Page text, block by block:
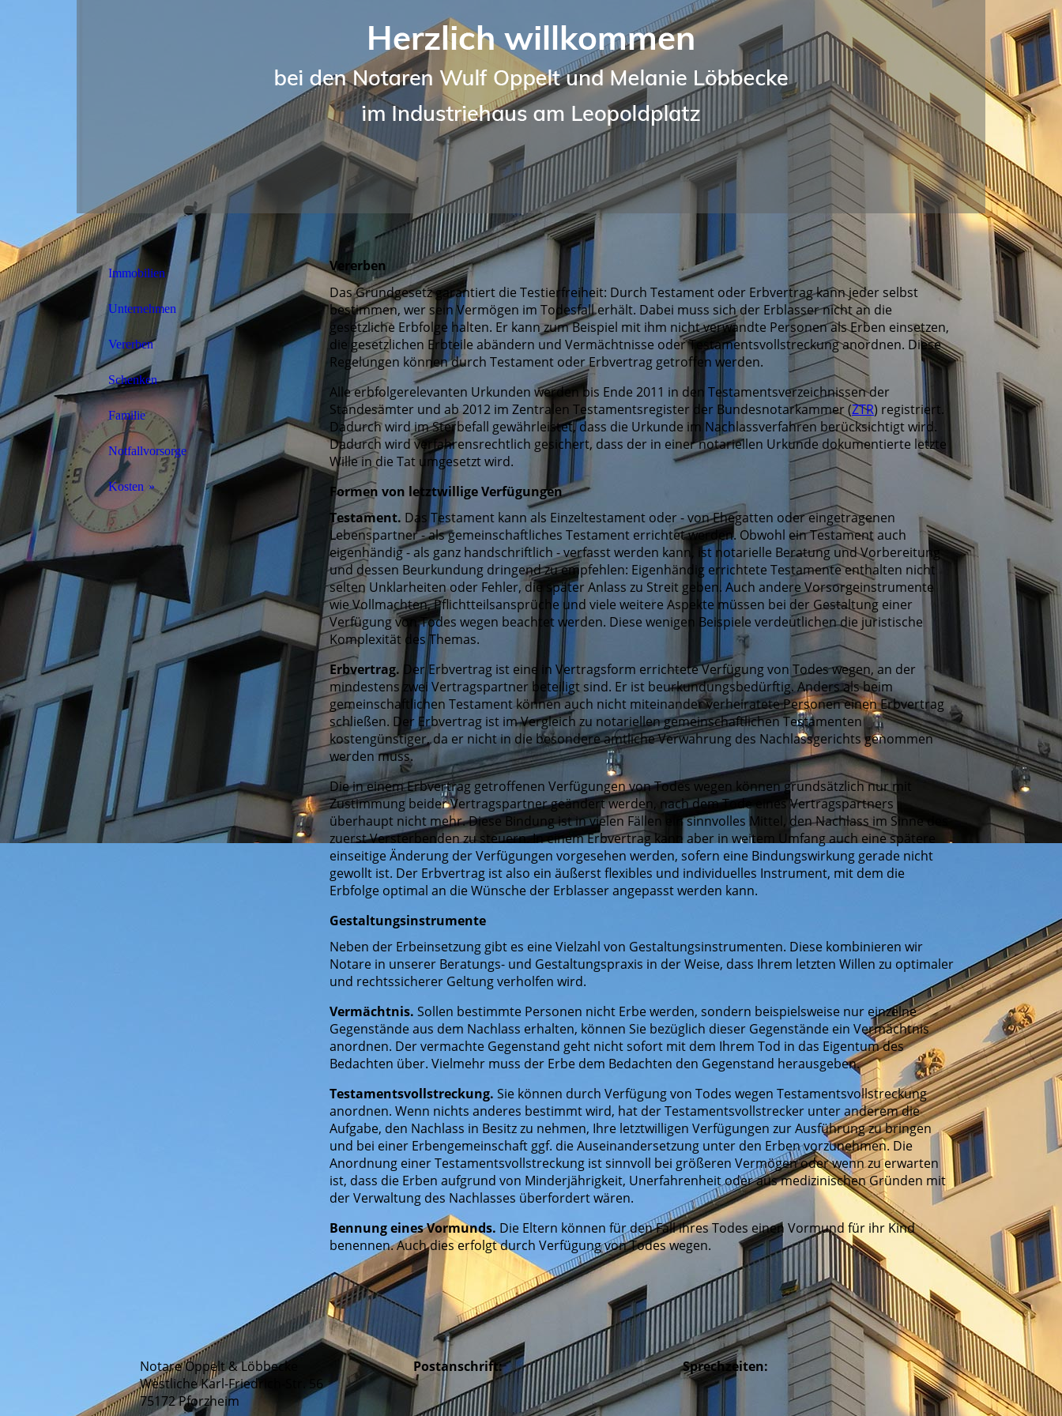
Immobilien
Unternehmen
Vererben
Schenken
Familie
Notfallvorsorge
Kosten
Berechnung
Vererben
Das Grundgesetz garantiert die Testierfreiheit: Durch Testament oder Erbvertrag kann jeder selbst
bestimmen, wer sein Vermögen im Todesfall erhält. Dabei muss sich der Erblasser nicht an die
gesetzliche Erbfolge halten. Er kann zum Beispiel mit ihm nicht verwandte Personen als Erben einsetzen,
die gesetzlichen Erbteile abändern und Vermächtnisse oder Testamentsvollstreckung anordnen. Diese
Regelungen können durch Testament oder Erbvertrag getroffen werden.
Alle erbfolgerelevanten Urkunden werden bis Ende 2011 in den Testamentsverzeichnissen der
Standesämter und ab 2012 im Zentralen Testamentsregister der Bundesnotarkammer (ZTR) registriert.
Dadurch wird im Sterbefall gewährleistet, dass die Urkunde im Nachlassverfahren berücksichtigt wird.
Dadurch wird verfahrensrechtlich gesichert, dass der in einer notariellen Urkunde dokumentierte letzte
Wille in die Tat umgesetzt wird.
Formen von letztwillige Verfügungen
Testament. Das Testament kann als Einzeltestament oder - von Ehegatten oder eingetragenen
Lebenspartner - als gemeinschaftliches Testament errichtet werden. Obwohl ein Testament auch
eigenhändig - als ganz handschriftlich - verfasst werden kann, ist notarielle Beratung und Vorbereitung
und dessen Beurkundung dringend zu empfehlen: Eigenhändig errichtete Testamente enthalten nicht
selten Unklarheiten oder Fehler, die später Anlass zu Streit geben. Auch andere Vorsorgeinstrumente
wie Vollmachten, Pflichtteilsansprüche und viele weitere Aspekte müssen bei der Gestaltung einer
Verfügung von Todes wegen beachtet werden. Diese wenigen Beispiele verdeutlichen die juristische
Komplexität des Themas.
Erbvertrag. Der Erbvertrag ist eine in Vertragsform errichtete Verfügung von Todes wegen, an der
mindestens zwei Vertragspartner beteiligt sind. Er ist beurkundungsbedürftig. Anders als beim
gemeinschaftlichen Testament können auch nicht miteinander verheiratete Personen einen Erbvertrag
schließen. Der Erbvertrag ist im Vergleich zu notariellen gemeinschaftlichen Testamenten
kostengünstiger, da er nicht in die besondere amtliche Verwahrung des Nachlassgerichts genommen
werden muss.
Die in einem Erbvertrag getroffenen Verfügungen von Todes wegen können grundsätzlich nur mit
Zustimmung beider Vertragspartner geändert werden, nach dem Tode eines Vertragspartners
überhaupt nicht mehr. Diese Bindung ist in vielen Fällen ein sinnvolles Mittel, den Nachlass im Sinne des
zuerst Versterbenden zu steuern. In einem Erbvertrag kann aber in weitem Umfang auch eine spätere
einseitige Änderung der Verfügungen vorgesehen werden, sofern eine Bindungswirkung gerade nicht
gewollt ist. Der Erbvertrag ist also ein äußerst flexibles und individuelles Instrument, mit dem die
Erbfolge optimal an die Wünsche der Erblasser angepasst werden kann.
Gestaltungsinstrumente
Neben der Erbeinsetzung gibt es eine Vielzahl von Gestaltungsinstrumenten. Diese kombinieren wir
Notare in unserer Beratungs- und Gestaltungspraxis in der Weise, dass Ihrem letzten Willen zu optimaler
und rechtssicherer Geltung verholfen wird.
Vermächtnis. Sollen bestimmte Personen nicht Erbe werden, sondern beispielsweise nur einzelne
Gegenstände aus dem Nachlass erhalten, können Sie bezüglich dieser Gegenstände ein Vermächtnis
anordnen. Der vermachte Gegenstand geht nicht sofort mit dem Ihrem Tod in das Eigentum des
Bedachten über. Vielmehr muss der Erbe dem Bedachten den Gegenstand herausgeben.
Testamentsvollstreckung. Sie können durch Verfügung von Todes wegen Testamentsvollstreckung
anordnen. Wenn nichts anderes bestimmt wird, hat der Testamentsvollstrecker unter anderem die
Aufgabe, den Nachlass in Besitz zu nehmen, Ihre letztwilligen Verfügungen zur Ausführung zu bringen
und bei einer Erbengemeinschaft ggf. die Auseinandersetzung unter den Erben vorzunehmen. Die
Anordnung einer Testamentsvollstreckung ist sinnvoll bei größeren Vermögen oder wenn zu erwarten
ist, dass die Erben aufgrund von Minderjährigkeit, Unerfahrenheit oder aus medizinischen Gründen mit
der Verwaltung des Nachlasses überfordert wären.
Bennung eines Vormunds. Die Eltern können für den Fall ihres Todes einen Vormund für ihr Kind
benennen. Auch dies erfolgt durch Verfügung von Todes wegen.
Notare Oppelt & Löbbecke
Westliche Karl-Friedrich-Str. 56
75172 Pforzheim
Postanschrift: Sprechzeiten: